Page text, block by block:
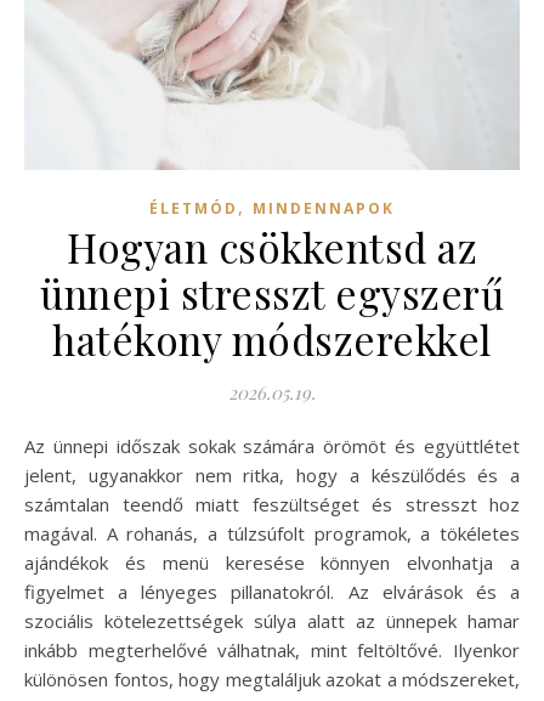
ÉLETMÓD , MINDENNAPOK
Hogyan csökkentsd az
ünnepi stresszt egyszerű
hatékony módszerekkel
2026.05.19.
Az ünnepi időszak sokak számára örömöt és együttlétet
jelent, ugyanakkor nem ritka, hogy a készülődés és a
számtalan teendő miatt feszültséget és stresszt hoz
magával. A rohanás, a túlzsúfolt programok, a tökéletes
ajándékok és menü keresése könnyen elvonhatja a
figyelmet a lényeges pillanatokról. Az elvárások és a
szociális kötelezettségek súlya alatt az ünnepek hamar
inkább megterhelővé válhatnak, mint feltöltővé. Ilyenkor
különösen fontos, hogy megtaláljuk azokat a módszereket,